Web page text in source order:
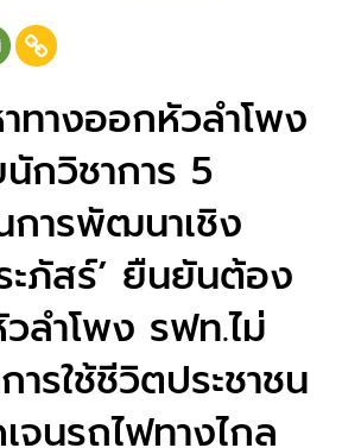
าทางออกหัวลำโพง
กวิชาการ 5
การพัฒนาเชิง
ะภัสร์’ ยืนยันต้อง
วลำโพง รฟท.ไม่
รใช้ชีวิตประชาชน
จนรถไฟทางไกล